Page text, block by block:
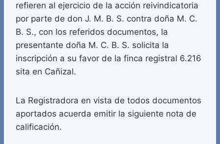
refieren al ejercicio de la acción reivindicatoria
por parte de don J. M. B. S. contra doña M. C.
B. S., con los referidos documentos, la
presentante doña M. C. B. S. solicita la
inscripción a su favor de la finca registral 6.216
sita en Cañizal.
La Registradora en vista de todos documentos
aportados acuerda emitir la siguiente nota de
calificación.